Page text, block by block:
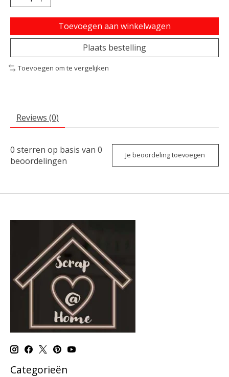
Toevoegen aan winkelwagen
Plaats bestelling
Toevoegen om te vergelijken
Reviews (0)
0 sterren op basis van 0
beoordelingen
Je beoordeling toevoegen
Categorieën